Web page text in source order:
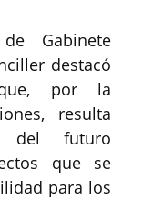
Gabinete
destacó
por la
resulta
del futuro
que se
para los